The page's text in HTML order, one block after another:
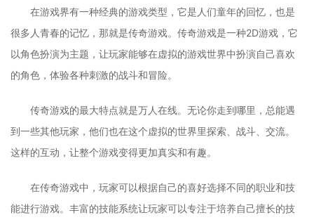
在游戏界有一种经典的游戏类型，它是人们童年的回忆，也是
很多人青春的记忆，那就是传奇游戏。传奇游戏是一种2D游戏，它
以角色扮演为主题，让玩家能够在虚拟的游戏世界中扮演自己喜欢
的角色，体验各种刺激的战斗和冒险。
传奇游戏的最大特点就是万人在线。无论你走到哪里，总能遇
到一些其他玩家，他们也在这个虚拟的世界里探索、战斗、交流。
这样的互动，让整个游戏变得更加真实和有趣。
在传奇游戏中，玩家可以根据自己的喜好选择不同的职业和技
能进行游戏。丰富的技能系统让玩家可以专注于培养自己擅长的技